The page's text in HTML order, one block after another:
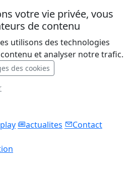
votre vie privée, vous
de contenu
utilisons des technologies
et analyser notre trafic.
des cookies
actualites
Contact